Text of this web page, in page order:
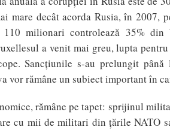
mare decât acorda Rusia, în 2007,
milionari controlează 35%
a venit mai greu, lupta
Sancţiunile s-au prelungit
vor rămâne un subiect important în
rămâne pe tapet: sprijinul
cu mii de militari din ţările NATO